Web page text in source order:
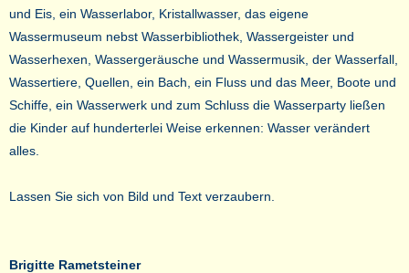
und Eis, ein Wasserlabor, Kristallwasser, das eigene
Wassermuseum nebst Wasserbibliothek, Wassergeister und
Wasserhexen, Wassergeräusche und Wassermusik, der Wasserfall,
Wassertiere, Quellen, ein Bach, ein Fluss und das Meer, Boote und
Schiffe, ein Wasserwerk und zum Schluss die Wasserparty ließen
die Kinder auf hunderterlei Weise erkennen: Wasser verändert
alles.
Lassen Sie sich von Bild und Text verzaubern.
Brigitte Rametsteiner